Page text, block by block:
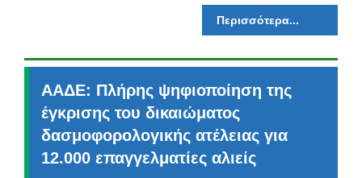
Περισσότερα...
ΑΑΔΕ: Πλήρης ψηφιοποίηση της
έγκρισης του δικαιώματος
δασμοφορολογικής ατέλειας για
12.000 επαγγελματίες αλιείς